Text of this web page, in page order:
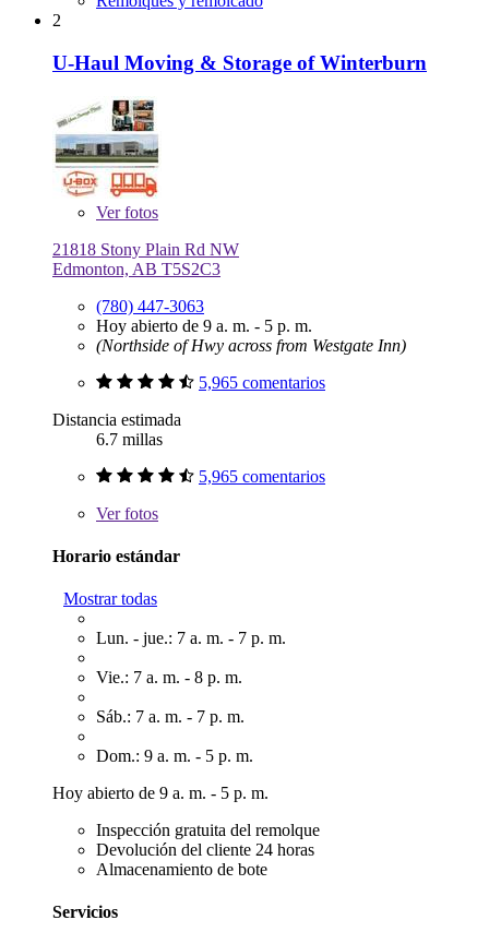
2
U-Haul Moving & Storage of Winterburn
Verfotos
21818 Stony Plain Rd NW
Edmonton, AB T5S2C3
(780) 447-3063
Hoy abierto de 9 a. m. - 5 p. m.
(Northside of Hwy across from Westgate Inn)
5,965 comentarios
Distancia estimada
6.7 millas
5,965 comentarios
Verfotos
Horario estándar
Mostrar todas
Lun. - jue.: 7 a. m. - 7 p. m.
Vie.: 7 a. m. - 8 p. m.
Sáb.: 7 a. m. - 7 p. m.
Dom.: 9 a. m. - 5 p. m.
Hoy abierto de 9 a. m. - 5 p. m.
Inspección gratuita del remolque
Devolución del cliente 24 horas
Almacenamiento de bote
Servicios